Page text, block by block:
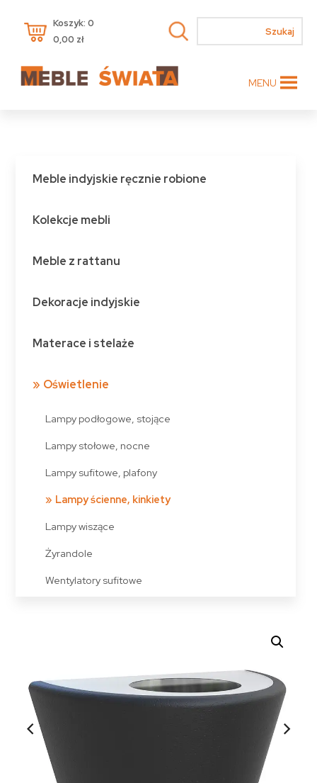
Koszyk: 0
0,00 zł
MENU
Meble indyjskie ręcznie robione
Kolekcje mebli
Meble z rattanu
Dekoracje indyjskie
Materace i stelaże
Oświetlenie
Lampy podłogowe, stojące
Lampy stołowe, nocne
Lampy sufitowe, plafony
Lampy ścienne, kinkiety
Lampy wiszące
Żyrandole
Wentylatory sufitowe